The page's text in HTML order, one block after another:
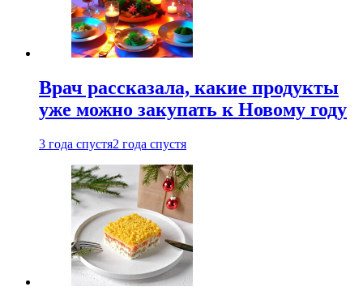
Врач рассказала, какие продукты
уже можно закупать к Новому году
3 года спустя2 года спустя